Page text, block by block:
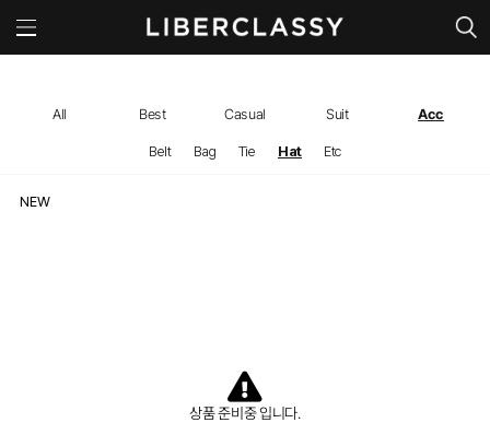
All Best Casual Suit Acc
Belt Bag Tie Hat Etc
상품 준비중 입니다.